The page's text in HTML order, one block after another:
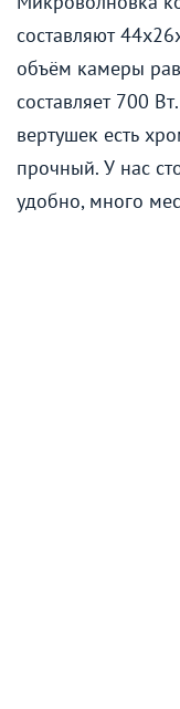
составляют
объём камеры
составляет 700
вертушек есть
прочный. У нас
удобно, много